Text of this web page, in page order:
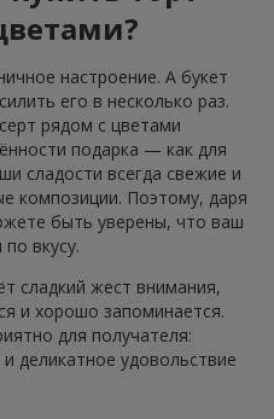
настроение. А букет
его в несколько раз.
рядом с цветами
подарка — как для
сладости всегда свежие и
композиции. Поэтому, даря
быть уверены, что ваш
вкусу.
сладкий жест внимания,
и хорошо запоминается.
для получателя:
деликатное удовольствие